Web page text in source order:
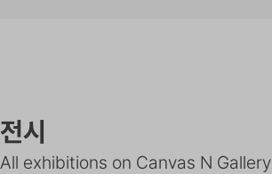
전시
All exhibitions on Canvas N Gallery